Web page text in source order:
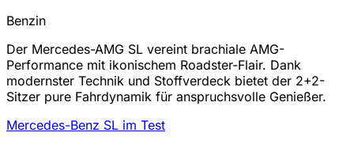
Benzin
Der Mercedes-AMG SL vereint brachiale AMG-
Performance mit ikonischem Roadster-Flair. Dank
modernster Technik und Stoffverdeck bietet der 2+2-
Sitzer pure Fahrdynamik für anspruchsvolle Genießer.
Mercedes-Benz SL im Test